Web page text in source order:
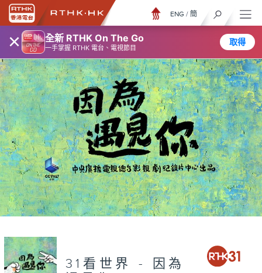
× 全新 RTHK On The Go
一手掌握 RTHK 電台、電視節目
取得
ENG / 簡
31看世界 - 因為